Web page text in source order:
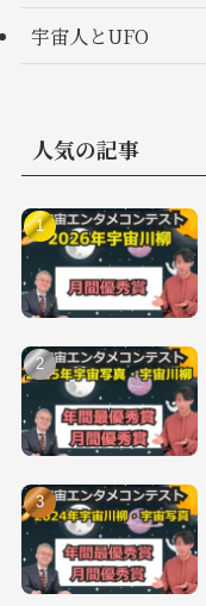
宇宙人とUFO
人気の記事